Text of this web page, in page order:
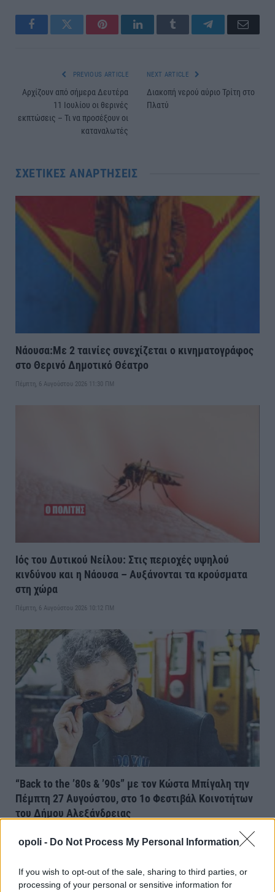
opoli - Do Not Process My Personal Information
If you wish to opt-out of the sale, sharing to third parties, or
processing of your personal or sensitive information for
FacebookTwitter PinterestLinkedInTumblr TelegramEmail
PREVIOUS ARTICLE
Αρχίζουν από σήμερα Δευτέρα
11 Ιουλίου οι θερινές
εκπτώσεις – Τι να προσέξουν οι
καταναλωτές
NEXT ARTICLE
Διακοπή νερού αύριο Τρίτη στο
Πλατύ
ΣΧΕΤΙΚΈΣ ΑΝΑΡΤΉΣΕΙΣ
Νάουσα:Με 2 ταινίες συνεχίζεται ο κινηματογράφος
στο Θερινό Δημοτικό Θέατρο
Πέμπτη, 6 Αυγούστου 2026 11:30 ΠΜ
Ιός του Δυτικού Νείλου: Στις περιοχές υψηλού
κινδύνου και η Νάουσα – Αυξάνονται τα κρούσματα
στη χώρα
Πέμπτη, 6 Αυγούστου 2026 10:12 ΠΜ
“Back to the ’80s & ’90s” με τον Κώστα Μπίγαλη την
Πέμπτη 27 Αυγούστου, στο 1ο Φεστιβάλ Κοινοτήτων
του Δήμου Αλεξάνδρειας